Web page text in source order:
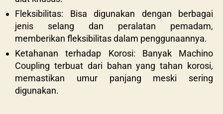
Fleksibilitas: Bisa digunakan dengan berbagai
jenis selang dan peralatan pemadam,
memberikan fleksibilitas dalam penggunaannya.
Ketahanan terhadap Korosi: Banyak Machino
Coupling terbuat dari bahan yang tahan korosi,
memastikan umur panjang meski sering
digunakan.